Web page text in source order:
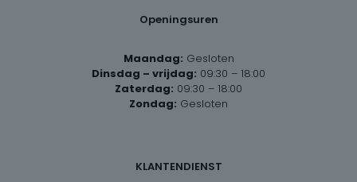
Openingsuren
Maandag: Gesloten
Dinsdag – vrijdag: 09:30 – 18:00
Zaterdag: 09:30 – 18:00
Zondag: Gesloten
KLANTENDIENST